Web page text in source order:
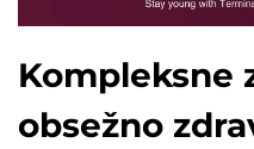
Kompleksne
obsežno